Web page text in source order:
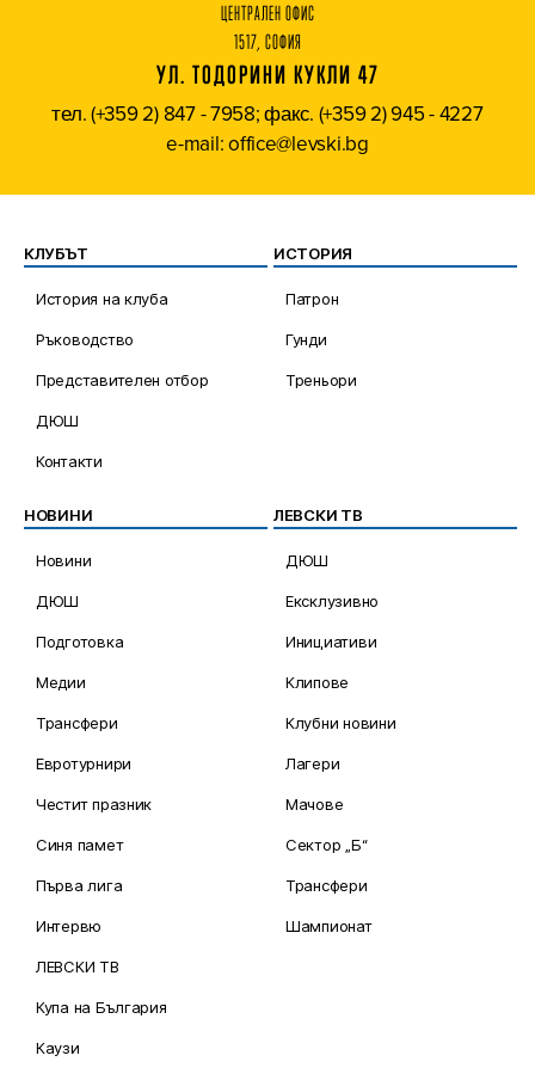
ЦЕНТРАЛЕН ОФИС
1517, СОФИЯ
УЛ. ТОДОРИНИ КУКЛИ 47
тел. (+359 2) 847 - 7958; факс. (+359 2) 945 - 4227
e-mail: office@levski.bg
КЛУБЪТ
История на клуба
Ръководство
Представителен отбор
ДЮШ
Контакти
ИСТОРИЯ
Патрон
Гунди
Треньори
НОВИНИ
Новини
ДЮШ
Подготовка
Медии
Трансфери
Евротурнири
Честит празник
Синя памет
Първа лига
Интервю
ЛЕВСКИ ТВ
Купа на България
Каузи
ЛЕВСКИ ТВ
ДЮШ
Ексклузивно
Инициативи
Клипове
Клубни новини
Лагери
Мачове
Сектор „Б“
Трансфери
Шампионат